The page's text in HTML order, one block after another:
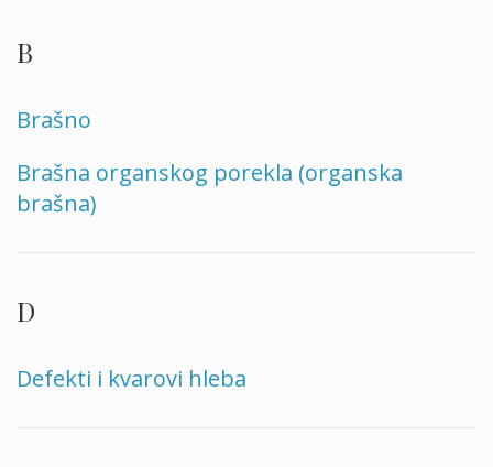
B
Brašno
Brašna organskog porekla (organska
brašna)
D
Defekti i kvarovi hleba